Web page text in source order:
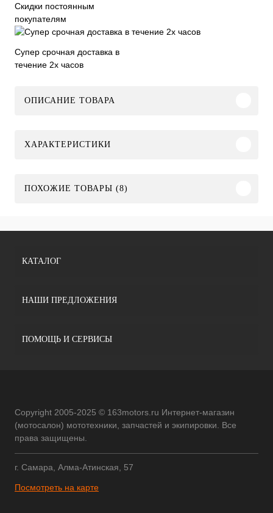
Скидки постоянным
покупателям
Супер срочная доставка в
течение 2х часов
ОПИСАНИЕ ТОВАРА
ХАРАКТЕРИСТИКИ
ПОХОЖИЕ ТОВАРЫ (8)
КАТАЛОГ
НАШИ ПРЕДЛОЖЕНИЯ
ПОМОЩЬ И СЕРВИСЫ
Copyright 2005-2025 © 163motors.ru Интернет-магазин
(мотосалон) мототехники, запчастей и экипировки. Все
права защищены.
г. Самара, Алма-Атинская, 57
Посмотреть на карте